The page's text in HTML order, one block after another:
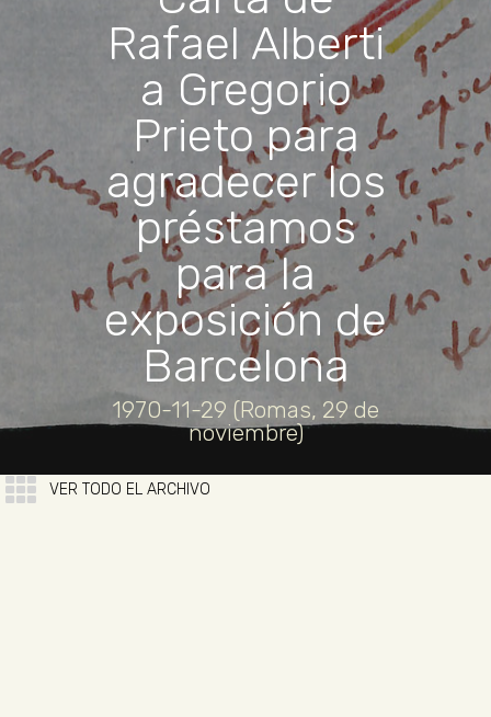
Rafael Alberti
a Gregorio
Prieto para
agradecer los
préstamos
para la
exposición de
Barcelona
1970-11-29 (Romas, 29 de
noviembre)
VER TODO EL ARCHIVO